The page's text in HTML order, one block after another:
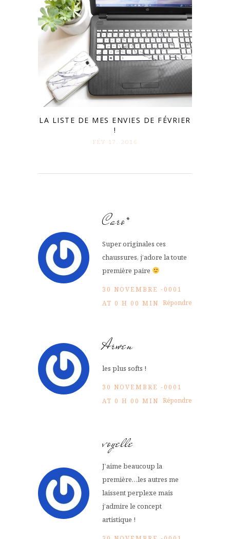
LA LISTE DE MES ENVIES DE FÉVRIER
!
FÉV 17. 2016
Caro*
Super originales ces
chaussures, j’adore la toute
première paire
30 NOVEMBRE -0001
AT 0 H 00 MIN Répondre
Arwen
les plus softs !
30 NOVEMBRE -0001
AT 0 H 00 MIN Répondre
voyelle
J’aime beaucoup la
première…les autres me
laissent perplexe mais
j’admire le concept
artistique !